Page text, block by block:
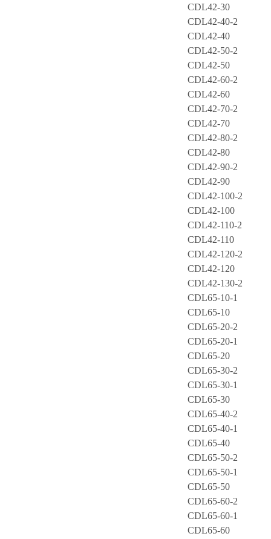
CDL42-30
CDL42-40-2
CDL42-40
CDL42-50-2
CDL42-50
CDL42-60-2
CDL42-60
CDL42-70-2
CDL42-70
CDL42-80-2
CDL42-80
CDL42-90-2
CDL42-90
CDL42-100-2
CDL42-100
CDL42-110-2
CDL42-110
CDL42-120-2
CDL42-120
CDL42-130-2
CDL65-10-1
CDL65-10
CDL65-20-2
CDL65-20-1
CDL65-20
CDL65-30-2
CDL65-30-1
CDL65-30
CDL65-40-2
CDL65-40-1
CDL65-40
CDL65-50-2
CDL65-50-1
CDL65-50
CDL65-60-2
CDL65-60-1
CDL65-60